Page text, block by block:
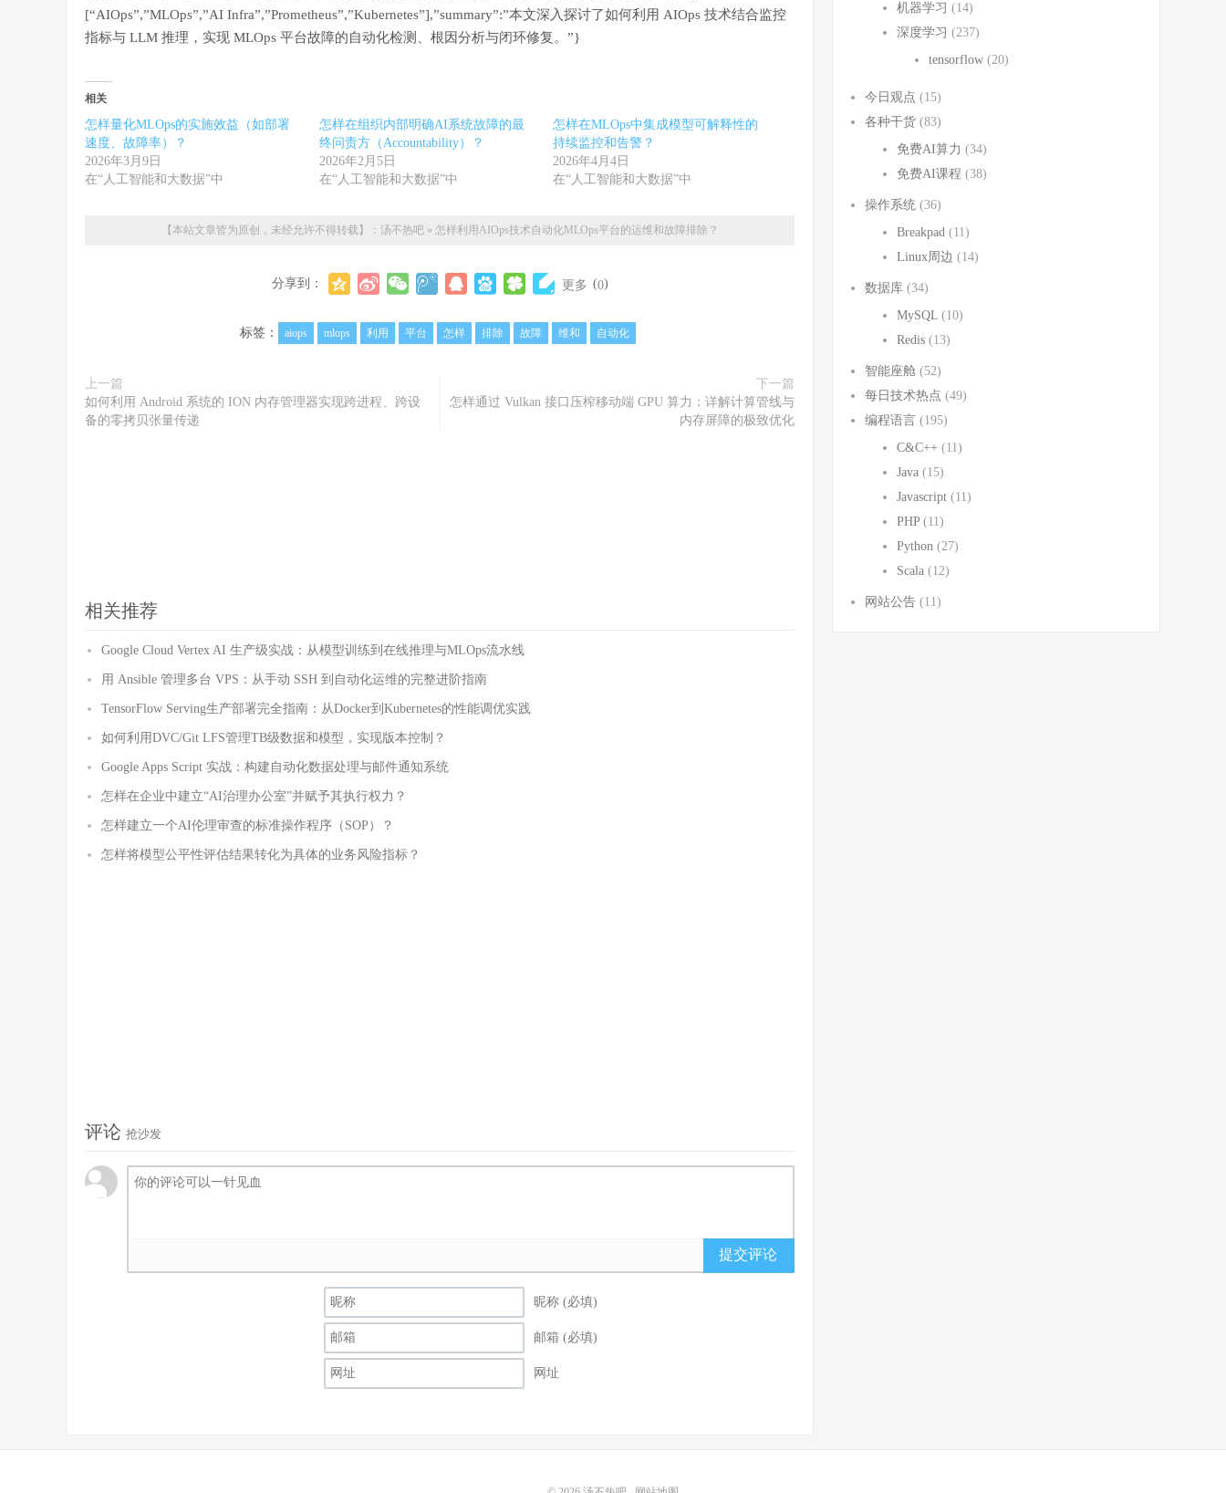
[“AIOps”,”MLOps”,”AI Infra”,”Prometheus”,”Kubernetes”],”summary”:”本文深入探讨了如何利用 AIOps 技术结合监控
指标与 LLM 推理，实现 MLOps 平台故障的自动化检测、根因分析与闭环修复。”}
相关
怎样量化MLOps的实施效益（如部署
速度、故障率）？
2026年3月9日
在“人工智能和大数据”中
怎样在组织内部明确AI系统故障的最
终问责方（Accountability）？
2026年2月5日
在“人工智能和大数据”中
怎样在MLOps中集成模型可解释性的
持续监控和告警？
2026年4月4日
在“人工智能和大数据”中
【本站文章皆为原创，未经允许不得转载】： 汤不热吧» 怎样利用AIOps技术自动化MLOps平台的运维和故障排除？
分享到： 更多 (0)
标签： aiops mlops 利用 平台 怎样 排除 故障 维和 自动化
上一篇
如何利用 Android 系统的 ION 内存管理器实现跨进程、跨设
备的零拷贝张量传递
下一篇
怎样通过 Vulkan 接口压榨移动端 GPU 算力：详解计算管线与
内存屏障的极致优化
相关推荐
Google Cloud Vertex AI 生产级实战：从模型训练到在线推理与MLOps流水线
用 Ansible 管理多台 VPS：从手动 SSH 到自动化运维的完整进阶指南
TensorFlow Serving生产部署完全指南：从Docker到Kubernetes的性能调优实践
如何利用DVC/Git LFS管理TB级数据和模型，实现版本控制？
Google Apps Script 实战：构建自动化数据处理与邮件通知系统
怎样在企业中建立“AI治理办公室”并赋予其执行权力？
怎样建立一个AI伦理审查的标准操作程序（SOP）？
怎样将模型公平性评估结果转化为具体的业务风险指标？
评论 抢沙发
提交评论
昵称 (必填)
邮箱 (必填)
网址
机器学习 (14)
深度学习 (237)
tensorflow (20)
今日观点 (15)
各种干货 (83)
免费AI算力 (34)
免费AI课程 (38)
操作系统 (36)
Breakpad (11)
Linux周边 (14)
数据库 (34)
MySQL (10)
Redis (13)
智能座舱 (52)
每日技术热点 (49)
编程语言 (195)
C&C++ (11)
Java (15)
Javascript (11)
PHP (11)
Python (27)
Scala (12)
网站公告 (11)